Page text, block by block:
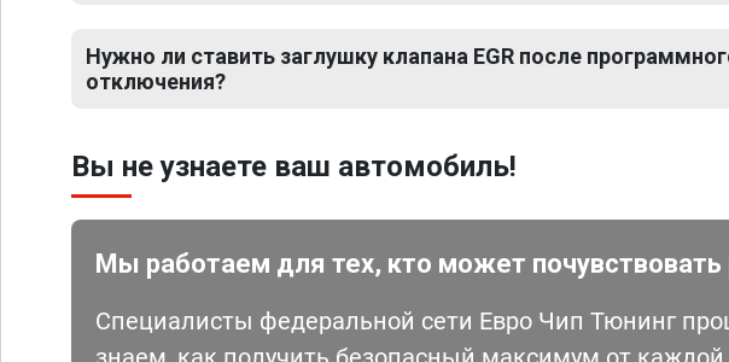
Нужно ли ставить заглушку клапана EGR после
отключения?
Вы не узнаете ваш автомобиль!
Мы работаем для тех, кто может почувствовать
Специалисты федеральной сети Евро Чип Тюнинг